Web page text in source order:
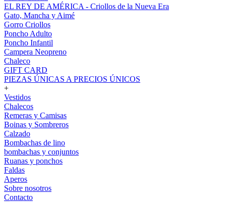
EL REY DE AMÉRICA - Criollos de la Nueva Era
Gato, Mancha y Aimé
Gorro Criollos
Poncho Adulto
Poncho Infantil
Campera Neopreno
Chaleco
GIFT CARD
PIEZAS ÚNICAS A PRECIOS ÚNICOS
+
Vestidos
Chalecos
Remeras y Camisas
Boinas y Sombreros
Calzado
Bombachas de lino
bombachas y conjuntos
Ruanas y ponchos
Faldas
Aperos
Sobre nosotros
Contacto